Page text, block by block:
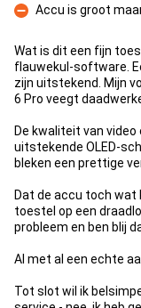
Minpunt
Accu is groot
Wat is dit een fijn
flauwekul-software.
zijn uitstekend. Mijn
6 Pro veegt
De kwaliteit van
uitstekende OLED-
bleken een prettige
Dat de accu toch wat
toestel op een
probleem en ben blij
Al met al een echte
Tot slot wil ik